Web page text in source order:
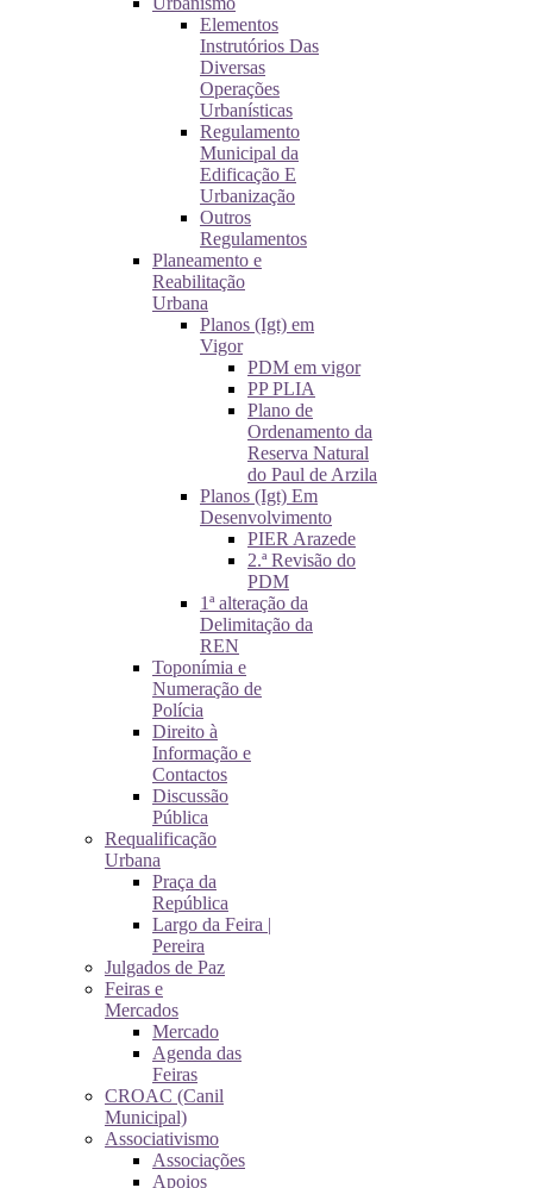
Elementos
Instrutórios Das
Diversas
Operações
Urbanísticas
Regulamento
Municipal da
Edificação E
Urbanização
Outros
Regulamentos
Planeamento e
Reabilitação
Urbana
Planos (Igt) em
Vigor
PDM em vigor
PP PLIA
Plano de
Ordenamento da
Reserva Natural
do Paul de Arzila
Planos (Igt) Em
Desenvolvimento
PIER Arazede
2.ª Revisão do
PDM
1ª alteração da
Delimitação da
REN
Toponímia e
Numeração de
Polícia
Direito à
Informação e
Contactos
Discussão
Pública
Requalificação
Urbana
Praça da
República
Largo da Feira |
Pereira
Julgados de Paz
Feiras e
Mercados
Mercado
Agenda das
Feiras
CROAC (Canil
Municipal)
Associativismo
Associações
Apoios